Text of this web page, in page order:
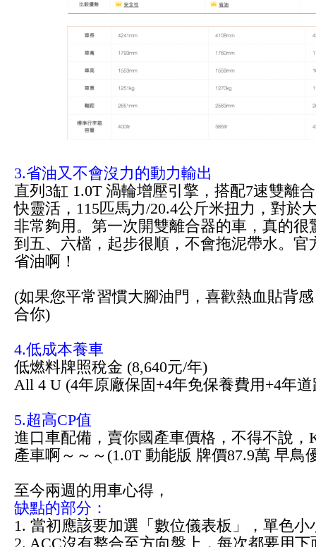
3.省油又不會沒力的動力輸出
直列3缸 1.0T 渦輪增壓引擎，搭配7速雙離
快靈活，115匹馬力/20.4公斤米扭力，對於
非常夠用。第一次開雙離合器的車，真的
到五、六檔，起步很順，不會拖泥帶水。
省油啊！
(如果您平常習慣大腳油門，喜歡熱血貼背
合你)
4.低成本養車
低燃料牌照稅金 (8,640元/年)
All 4 U (4年原廠保固+4年免保養費用+4年
5.超高CP值
進口車配備，賣你國產車價格，不得不說
產車啊～～～(1.0T 動能版 牌價87.9萬 早鳥
至今兩週的用車心得，
缺點的部分：
1. 當初應該要加選「數位儀表板」，單色
2. ACC沒有整合至方向盤上，每次都要用下